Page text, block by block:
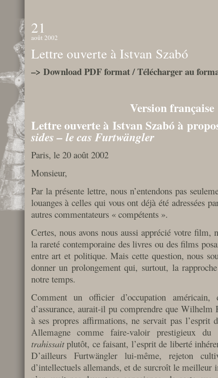
21
août 2002
Lettre ouverte à Istvan Szabó
–> Download PDF format / Télécharger au
Version française
Lettre ouverte à Istvan Szabó à
sides – le cas Furtwängler
Paris, le 20 août 2002
Monsieur,
Par la présente lettre, nous n’entendons pas
louanges à celles qui vous ont déjà été adressées
autres commentateurs « compétents ».
Certes, nous avons nous aussi apprécié votre film,
la rareté contemporaine des livres ou des films
entre art et politique. Mais cette question, nous
donner un prolongement qui, surtout, la
notre temps.
Comment un officier d’occupation
d’assurance, aurait-il pu comprendre que Wilhelm
à ses propres affirmations, ne servait pas l’esprit
Allemagne comme faire-valoir prestigieux
trahissaitplutôt, ce faisant, l’esprit de liberté
D’ailleurs Furtwängler lui-même, rejeton
d’intellectuels allemands, et de surcroît le meilleur